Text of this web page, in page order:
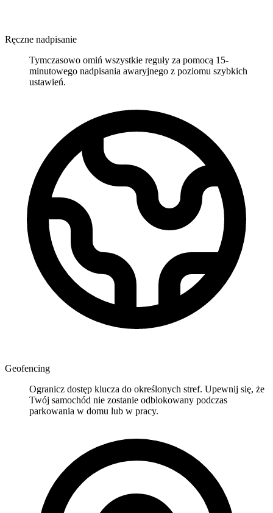
Ręczne nadpisanie
Tymczasowo omiń wszystkie reguły za pomocą 15-
minutowego nadpisania awaryjnego z poziomu szybkich
ustawień.
Geofencing
Ogranicz dostęp klucza do określonych stref. Upewnij się, że
Twój samochód nie zostanie odblokowany podczas
parkowania w domu lub w pracy.